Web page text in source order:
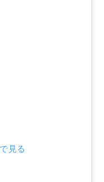
見る